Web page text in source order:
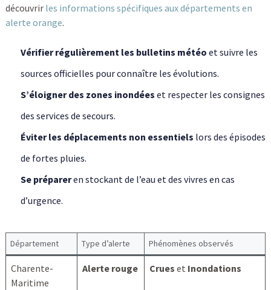
découvrir les informations spécifiques aux départements en
alerte orange.
Vérifier régulièrement les bulletins météo et suivre les
sources officielles pour connaître les évolutions.
S’éloigner des zones inondées et respecter les consignes
des services de secours.
Éviter les déplacements non essentiels lors des épisodes
de fortes pluies.
Se prépareren stockant de l’eau et des vivres en cas
d’urgence.
Département Type d’alerte Phénomènes observés
Charente-
Maritime
Alerte rouge Crues et Inondations